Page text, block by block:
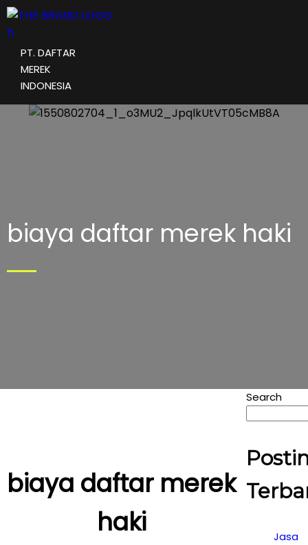
PT. DAFTAR
MEREK
INDONESIA
biaya daftar merek haki
biaya daftar merek
haki
Search
Jasa